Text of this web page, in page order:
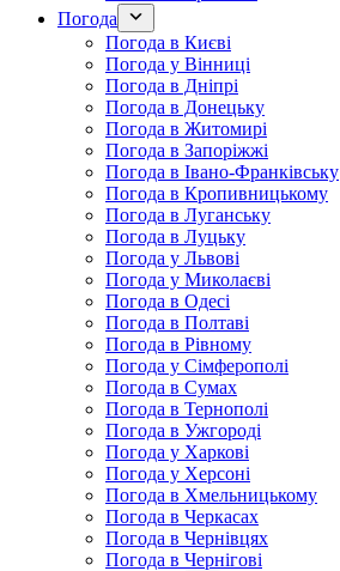
Погода
Погода в Києві
Погода у Вінниці
Погода в Дніпрі
Погода в Донецьку
Погода в Житомирі
Погода в Запоріжжі
Погода в Івано-Франківську
Погода в Кропивницькому
Погода в Луганську
Погода в Луцьку
Погода у Львові
Погода у Миколаєві
Погода в Одесі
Погода в Полтаві
Погода в Рівному
Погода у Сімферополі
Погода в Сумах
Погода в Тернополі
Погода в Ужгороді
Погода у Харкові
Погода у Херсоні
Погода в Хмельницькому
Погода в Черкасах
Погода в Чернівцях
Погода в Чернігові